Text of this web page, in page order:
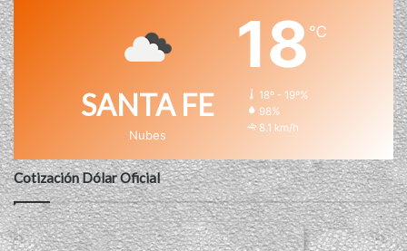
SANTA FE
Nubes
18℃
18º - 19º%
98%
8.1 km/h
Cotización Dólar Oficial